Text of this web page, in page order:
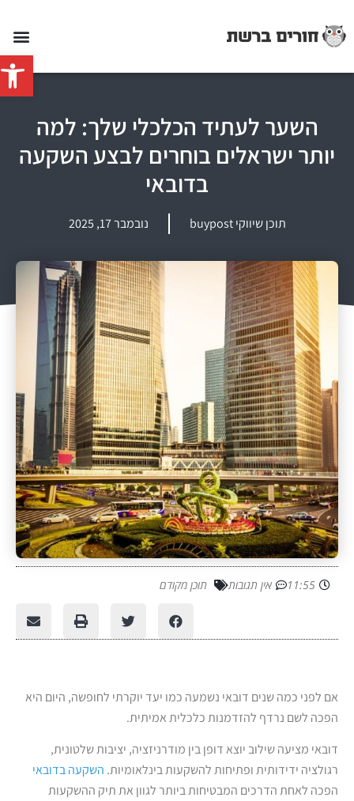
פתח
השער לעתיד הכלכלי שלך: למה
יותר ישראלים בוחרים לבצע השקעה
בדובאי
תוכן שיווקי buypost נובמבר 17, 2025
11:55 אין תגובות תוכן מקודם
אם לפני כמה שנים דובאי נשמעה כמו יעד יוקרתי לחופשה, היום היא
הפכה לשם נרדף להזדמנות כלכלית אמיתית.
דובאי מציעה שילוב יוצא דופן בין מודרניזציה, יציבות שלטונית,
רגולציה ידידותית ופתיחות להשקעות בינלאומיות.השקעה בדובאי
הפכה לאחת הדרכים המבטיחות ביותר לגוון את תיק ההשקעות